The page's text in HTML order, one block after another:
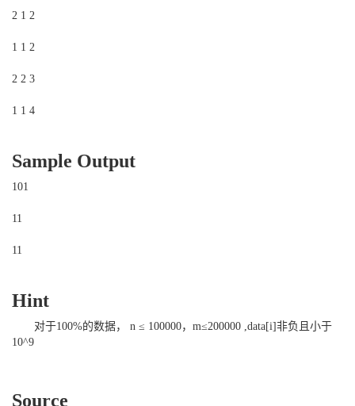
2 1 2
1 1 2
2 2 3
1 1 4
Sample Output
101
11
11
Hint
对于100%的数据， n ≤ 100000，m≤200000 ,data[i]非负且小于
10^9
Source